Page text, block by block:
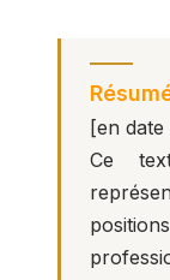
[en date
Ce